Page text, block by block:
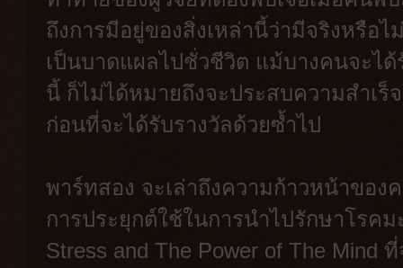
ถึงการมีอยู่ของสิ่งเหล่านี้ว่ามีจริงหรือ
เป็นบาดแผลไปชั่วชีวิต แม้บางคนจะไ
นี้ ก็ไม่ได้หมายถึงจะประสบความสำเ
ก่อนที่จะได้รับรางวัลด้วยซ้ำไป
พาร์ทสอง จะเล่าถึงความก้าวหน้าของ
การประยุกต์ใช้ในการนำไปรักษาโรค
Stress and The Power of The Mind